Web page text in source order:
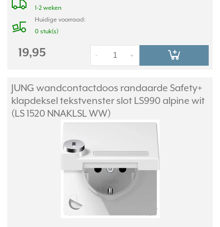
1-2 weken
Huidige voorraad:
0 stuk(s)
19,95 +
-
JUNG wandcontactdoos randaarde Safety+
klapdeksel tekstvenster slot LS990 alpine wit
(LS 1520 NNAKLSL WW)